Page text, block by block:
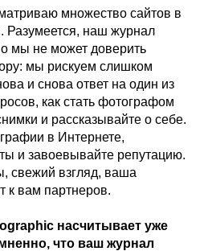
множество сайтов в
Разумеется, наш журнал
мы не может доверить
мы рискуем слишком
и снова ответ на один из
как стать фотографом
и рассказывайте о себе.
в Интернете,
и завоевывайте репутацию.
свежий взгляд, ваша
к вам партнеров.
насчитывает уже
что ваш журнал